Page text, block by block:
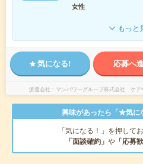
女性
もっと
気になる! 応募へ
派遣会社 マンパワーグループ株式会社 ケア
興味があったら「★気に
「気になる！」を押して
「面談確約」 や 「応募